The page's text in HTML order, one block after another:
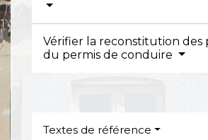
Vérifier la reconstitution des
du permis de conduire
Textes de référence